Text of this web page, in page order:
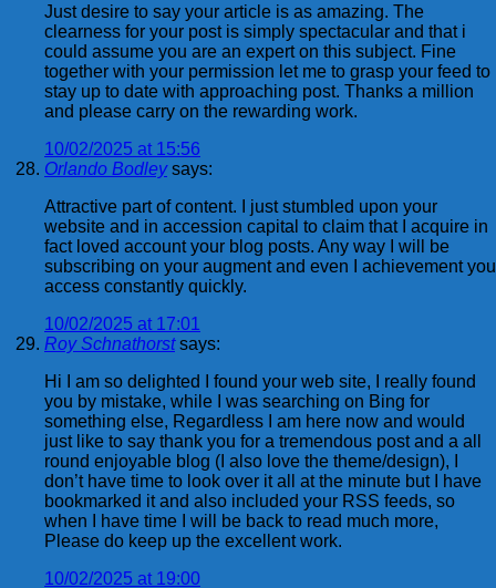
Just desire to say your article is as amazing. The
clearness for your post is simply spectacular and that i
could assume you are an expert on this subject. Fine
together with your permission let me to grasp your feed to
stay up to date with approaching post. Thanks a million
and please carry on the rewarding work.
10/02/2025 at 15:56
Orlando Bodley says:
Attractive part of content. I just stumbled upon your
website and in accession capital to claim that I acquire in
fact loved account your blog posts. Any way I will be
subscribing on your augment and even I achievement you
access constantly quickly.
10/02/2025 at 17:01
Roy Schnathorst says:
Hi I am so delighted I found your web site, I really found
you by mistake, while I was searching on Bing for
something else, Regardless I am here now and would
just like to say thank you for a tremendous post and a all
round enjoyable blog (I also love the theme/design), I
don’t have time to look over it all at the minute but I have
bookmarked it and also included your RSS feeds, so
when I have time I will be back to read much more,
Please do keep up the excellent work.
10/02/2025 at 19:00